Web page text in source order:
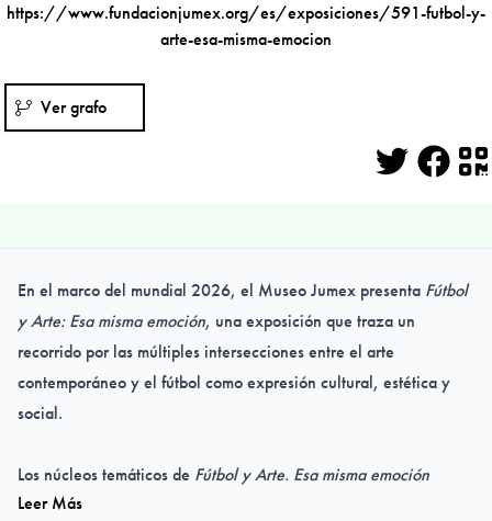
https://www.fundacionjumex.org/es/exposiciones/591-futbol-y-
arte-esa-misma-emocion
Ver grafo
En el marco del mundial 2026, el Museo Jumex presenta Fútbol
y Arte: Esa misma emoción, una exposición que traza un
recorrido por las múltiples intersecciones entre el arte
contemporáneo y el fútbol como expresión cultural, estética y
social.
Los núcleos temáticos de Fútbol y Arte. Esa misma emoción
abordan cuestiones de género, comunidad, identidad y
Leer Más